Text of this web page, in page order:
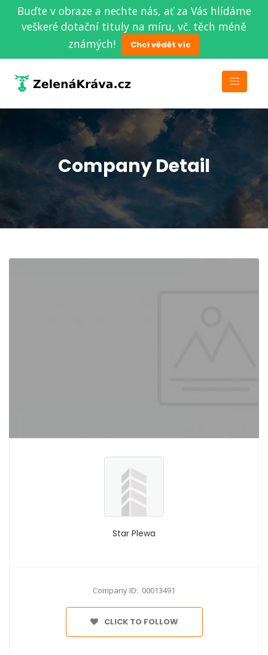
Buďte v obraze a nechte nás, ať za Vás hlídáme
veškeré dotační tituly na míru, vč. těch méně
známých!
Chci vědět víc
Company Detail
Star Plewa
Company ID: 00013491
CLICK TO FOLLOW